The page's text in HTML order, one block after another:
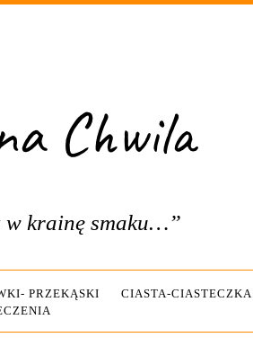
w krainę smaku…”
PRZEKĄSKI CIASTA-CIASTECZKA